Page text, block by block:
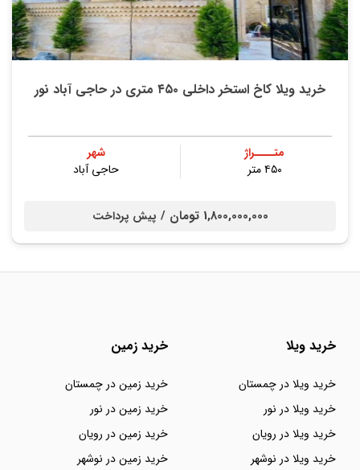
خرید ویلا کاخ استخر داخلی ۴۵۰ متری در حاجی آباد نور
متــــراژ
۴۵۰ متر
شهر
حاجی آباد
1,800,000,000 تومان / پیش پرداخت
خرید ویلا
خرید ویلا در چمستان
خرید ویلا در نور
خرید ویلا در رویان
خرید ویلا در نوشهر
خرید زمین
خرید زمین در چمستان
خرید زمین در نور
خرید زمین در رویان
خرید زمین در نوشهر